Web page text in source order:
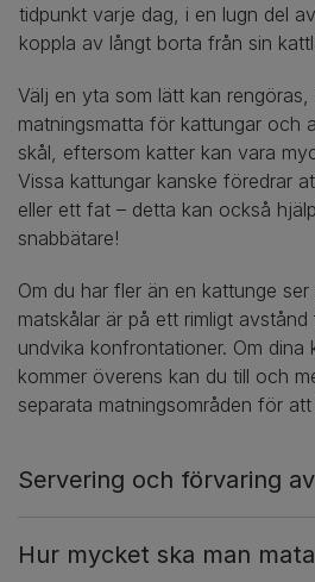
tidpunkt varje dag, i en lugn del
koppla av långt borta från sin
Välj en yta som lätt kan rengöras,
matningsmatta för kattungar och
skål, eftersom katter kan vara
Vissa kattungar kanske föredrar
eller ett fat – detta kan också
snabbätare!
Om du har fler än en kattunge
matskålar är på ett rimligt
undvika konfrontationer. Om dina
kommer överens kan du till och
separata matningsområden för
Servering och förvaring
Hur mycket ska man